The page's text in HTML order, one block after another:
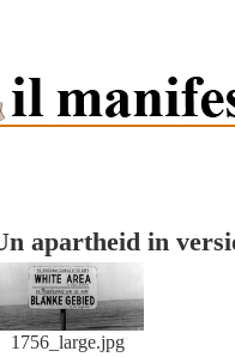
apartheid in
1756_large.jpg